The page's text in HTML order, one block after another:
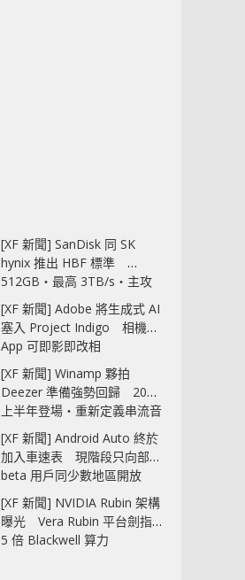
[XF 新聞] SanDisk 同 SK
hynix 推出 HBF 標準
512GB‧最高 3TB/s‧主攻
AI 記憶體
[XF 新聞] Adobe 將生成式 AI
塞入 Project Indigo 相機
App 可即影即改相
[XF 新聞] Winamp 夥拍
Deezer 準備強勢回歸 2027
上半年登場‧重新定義串流音
樂播放器
[XF 新聞] Android Auto 終於
加入車速表 現階段只向部分
beta 用戶同少數地區開放
[XF 新聞] NVIDIA Rubin 架構
曝光 Vera Rubin 平台劍指
5 倍 Blackwell 算力